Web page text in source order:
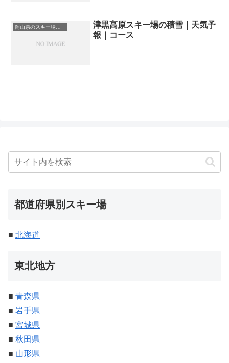
岡山県のスキー場・ゲレンデの一覧
津黒高原スキー場の積雪｜天気予
報｜コース
都道府県別スキー場
■ 北海道
東北地方
■ 青森県
■ 岩手県
■ 宮城県
■ 秋田県
■ 山形県